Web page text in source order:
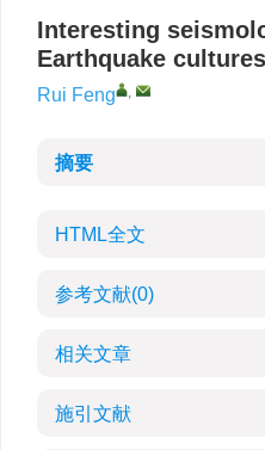
Interesting
Earthquake
Rui Feng ,
摘要
HTML全文
参考文献(0)
相关文章
施引文献